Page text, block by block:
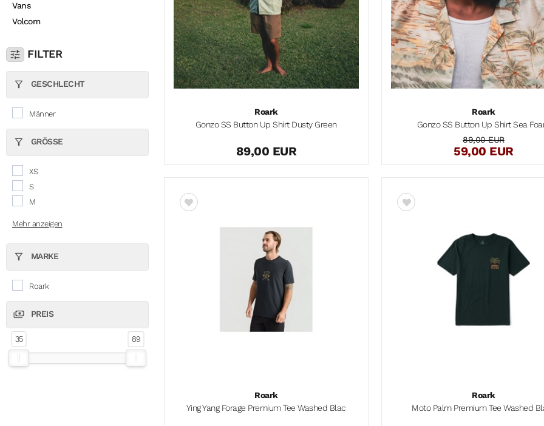
Vans
Volcom
FILTER
GESCHLECHT
Männer
GRÖSSE
XS
S
M
Mehr anzeigen
MARKE
Roark
PREIS
35 89
'
Roark
Gonzo SS Button Up Shirt Dusty Green
89,00 EUR
Roark
Gonzo SS Button Up Shirt Sea
89,00 EUR
59,00 EUR
Roark
Ying Yang Forage Premium Tee Washed Blac
Roark
Moto Palm Premium Tee Washed